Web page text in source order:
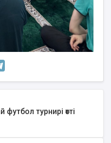
турнирі өтті